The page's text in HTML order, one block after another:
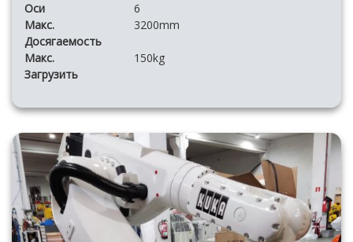
Оси
6
Макс.
Досягаемость
3200mm
Макс.
Загрузить
150kg